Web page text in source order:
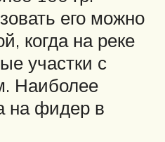
его можно
когда на реке
участки с
Наиболее
на фидер в